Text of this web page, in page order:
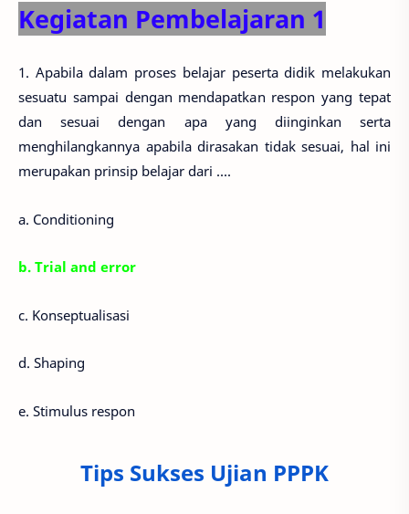
Kegiatan Pembelajaran 1
1. Apabila dalam proses belajar peserta didik melakukan
sesuatu sampai dengan mendapatkan respon yang tepat
dan sesuai dengan apa yang diinginkan serta
menghilangkannya apabila dirasakan tidak sesuai, hal ini
merupakan prinsip belajar dari ....
a. Conditioning
b. Trial and error
c. Konseptualisasi
d. Shaping
e. Stimulus respon
Tips Sukses Ujian PPPK